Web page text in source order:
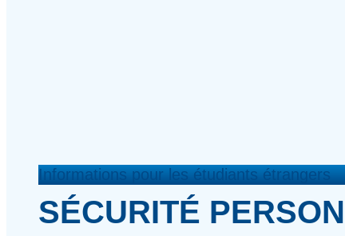
Informations pour les étudiants étrangers
SÉCURITÉ